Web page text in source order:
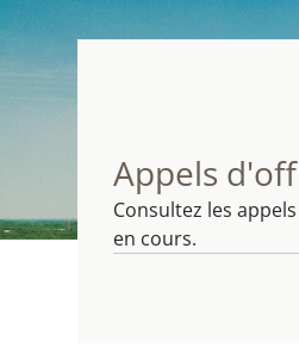
Appels
Consultez les
en cours.